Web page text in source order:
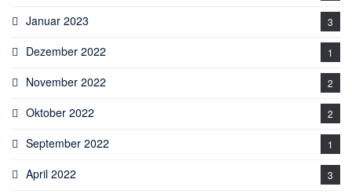
Januar 2023 3
Dezember 2022 1
November 2022 2
Oktober 2022 2
September 2022 1
April 2022 3